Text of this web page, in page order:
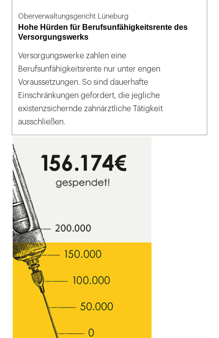
Oberverwaltungsgericht Lüneburg
Hohe Hürden für Berufsunfähigkeitsrente des
Versorgungswerks
Versorgungswerke zahlen eine
Berufsunfähigkeitsrente nur unter engen
Voraussetzungen. So sind dauerhafte
Einschränkungen gefordert, die jegliche
existenzsichernde zahnärztliche Tätigkeit
ausschließen.